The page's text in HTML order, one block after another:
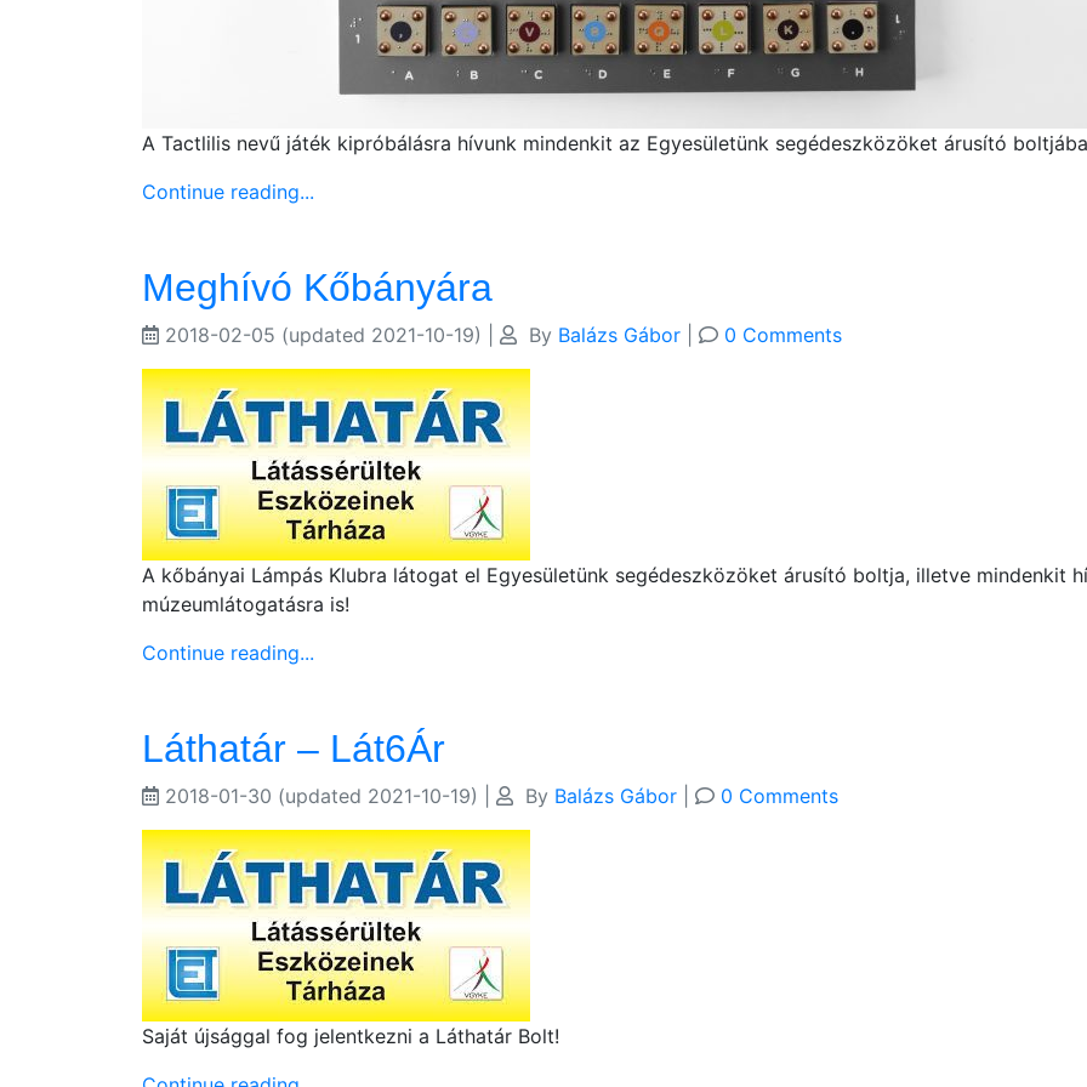
A Tactlilis nevű játék kipróbálásra hívunk mindenkit az Egyesületünk segédeszközöket árusító
Continue reading...
Meghívó Kőbányára
2018-02-05 (updated 2021-10-19) By Balázs Gábor 0 Comments
A kőbányai Lámpás Klubra látogat el Egyesületünk segédeszközöket árusító boltja, illetve mindenkit
múzeumlátogatásra is!
Continue reading...
Láthatár – Lát6Ár
2018-01-30 (updated 2021-10-19) By Balázs Gábor 0 Comments
Saját újsággal fog jelentkezni a Láthatár Bolt!